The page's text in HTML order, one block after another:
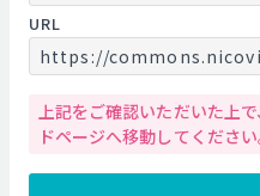
URL
https://
上記をご確認いただいた上
ドページへ移動してください